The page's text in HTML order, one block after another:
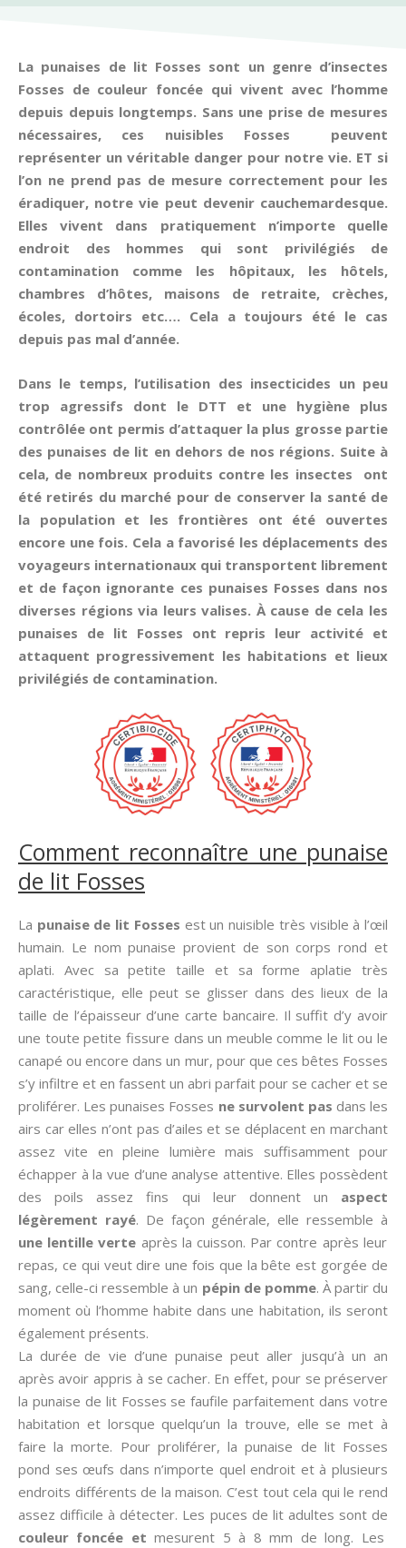
La punaises de lit Fosses sont un genre d’insectes
Fosses de couleur foncée qui vivent avec l’homme
depuis depuis longtemps. Sans une prise de mesures
nécessaires, ces nuisibles Fosses peuvent
représenter un véritable danger pour notre vie. ET si
l’on ne prend pas de mesure correctement pour les
éradiquer, notre vie peut devenir cauchemardesque.
Elles vivent dans pratiquement n’importe quelle
endroit des hommes qui sont privilégiés de
contamination comme les hôpitaux, les hôtels,
chambres d’hôtes, maisons de retraite, crèches,
écoles, dortoirs etc…. Cela a toujours été le cas
depuis pas mal d’année.
Dans le temps, l’utilisation des insecticides un peu
trop agressifs dont le DTT et une hygiène plus
contrôlée ont permis d’attaquer la plus grosse partie
des punaises de lit en dehors de nos régions. Suite à
cela, de nombreux produits contre les insectes ont
été retirés du marché pour de conserver la santé de
la population et les frontières ont été ouvertes
encore une fois. Cela a favorisé les déplacements des
voyageurs internationaux qui transportent librement
et de façon ignorante ces punaises Fosses dans nos
diverses régions via leurs valises. À cause de cela les
punaises de lit Fosses ont repris leur activité et
attaquent progressivement les habitations et lieux
privilégiés de contamination.
Comment reconnaître une punaise
de lit Fosses
La punaise de lit Fosses est un nuisible très visible à l’œil
humain. Le nom punaise provient de son corps rond et
aplati. Avec sa petite taille et sa forme aplatie très
caractéristique, elle peut se glisser dans des lieux de la
taille de l’épaisseur d’une carte bancaire. Il suffit d’y avoir
une toute petite fissure dans un meuble comme le lit ou le
canapé ou encore dans un mur, pour que ces bêtes Fosses
s’y infiltre et en fassent un abri parfait pour se cacher et se
proliférer. Les punaises Fosses ne survolent pas dans les
airs car elles n’ont pas d’ailes et se déplacent en marchant
assez vite en pleine lumière mais suffisamment pour
échapper à la vue d’une analyse attentive. Elles possèdent
des poils assez fins qui leur donnent un aspect
légèrement rayé. De façon générale, elle ressemble à
une lentille verte après la cuisson. Par contre après leur
repas, ce qui veut dire une fois que la bête est gorgée de
sang, celle-ci ressemble à un pépin de pomme. À partir du
moment où l’homme habite dans une habitation, ils seront
également présents.
La durée de vie d’une punaise peut aller jusqu’à un an
après avoir appris à se cacher. En effet, pour se préserver
la punaise de lit Fosses se faufile parfaitement dans votre
habitation et lorsque quelqu’un la trouve, elle se met à
faire la morte. Pour proliférer, la punaise de lit Fosses
pond ses œufs dans n’importe quel endroit et à plusieurs
endroits différents de la maison. C’est tout cela qui le rend
assez difficile à détecter. Les puces de lit adultes sont de
couleur foncée etmesurent 5 à 8 mm de long. Les